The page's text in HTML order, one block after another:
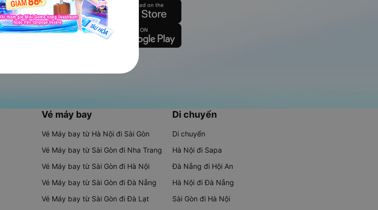
Vé máy bay
Vé Máy bay từ Hà Nội đi Sài Gòn
Vé Máy bay từ Sài Gòn đi Nha Trang
Vé Máy bay từ Sài Gòn đi Hà Nội
Vé Máy bay từ Sài Gòn đi Đà Nẵng
Vé Máy bay từ Sài Gòn đi Đà Lạt
Di chuyển
Di chuyển
Hà Nội đi Sapa
Đà Nẵng đi Hội An
Hà Nội đi Đà Nẵng
Sài Gòn đi Hà Nội